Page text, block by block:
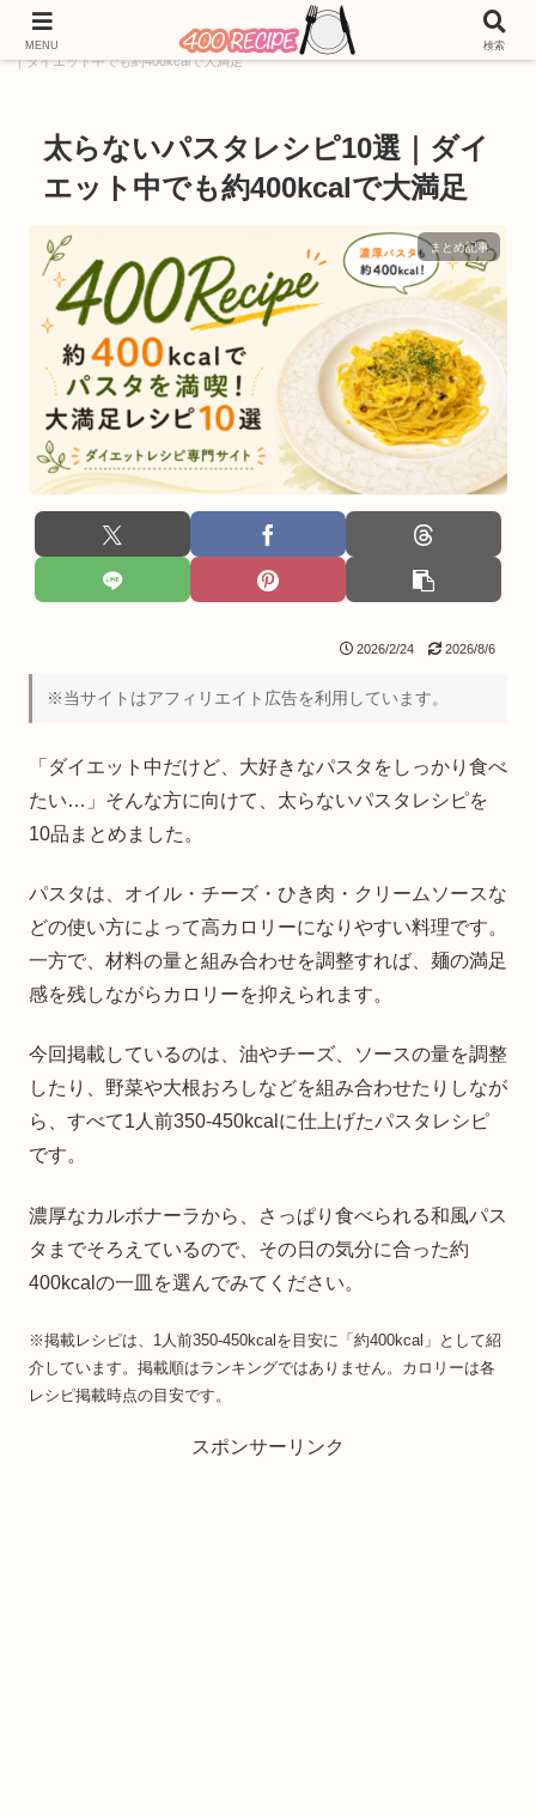
まとめ記事
太らないパスタレシピ10選
｜ダイエット中でも約400kcalで大満足
太らないパスタレシピ10選｜ダイ
エット中でも約400kcalで大満足
まとめ記事
2026/2/24 2026/8/6
※当サイトはアフィリエイト広告を利用しています。
「ダイエット中だけど、大好きなパスタをしっかり食べ
たい…」そんな方に向けて、太らないパスタレシピを
10品まとめました。
パスタは、オイル・チーズ・ひき肉・クリームソースな
どの使い方によって高カロリーになりやすい料理です。
一方で、材料の量と組み合わせを調整すれば、麺の満足
感を残しながらカロリーを抑えられます。
今回掲載しているのは、油やチーズ、ソースの量を調整
したり、野菜や大根おろしなどを組み合わせたりしなが
ら、すべて1人前350-450kcalに仕上げたパスタレシピ
です。
濃厚なカルボナーラから、さっぱり食べられる和風パス
タまでそろえているので、その日の気分に合った約
400kcalの一皿を選んでみてください。
※掲載レシピは、1人前350-450kcalを目安に「約400kcal」として紹
介しています。掲載順はランキングではありません。カロリーは各
レシピ掲載時点の目安です。
スポンサーリンク
MENU 検索